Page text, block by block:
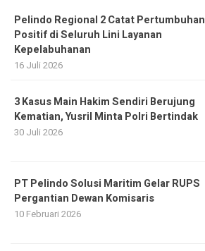
Pelindo Regional 2 Catat Pertumbuhan
Positif di Seluruh Lini Layanan
Kepelabuhanan
16 Juli 2026
3 Kasus Main Hakim Sendiri Berujung
Kematian, Yusril Minta Polri Bertindak
30 Juli 2026
PT Pelindo Solusi Maritim Gelar RUPS
Pergantian Dewan Komisaris
10 Februari 2026